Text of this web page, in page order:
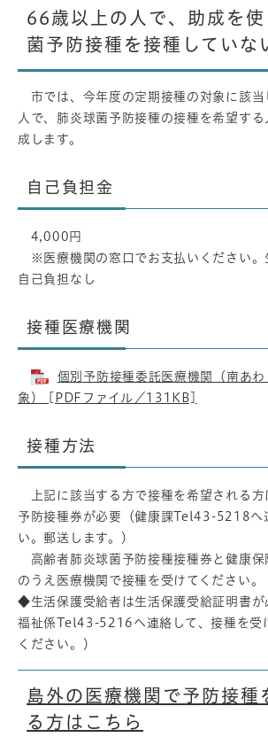
66歳以上の人で、助成を使
菌予防接種を接種していな
市では、今年度の定期接種の対象に該当
人で、肺炎球菌予防接種の接種を希望す
成します。
自己負担金
4,000円
※医療機関の窓口でお支払いください。
自己負担なし
接種医療機関
個別予防接種委託医療機関（南あ
象） [PDFファイル／131KB]
接種方法
上記に該当する方で接種を希望される方
予防接種券が必要（健康課Tel43-5218へ
い。郵送します。）
高齢者肺炎球菌予防接種接種券と健康保
のうえ医療機関で接種を受けてください。
◆生活保護受給者は生活保護受給証明書が
福祉係Tel43-5216へ連絡して、接種を受
ください。）
島外の医療機関で予防接種
る方はこちら​